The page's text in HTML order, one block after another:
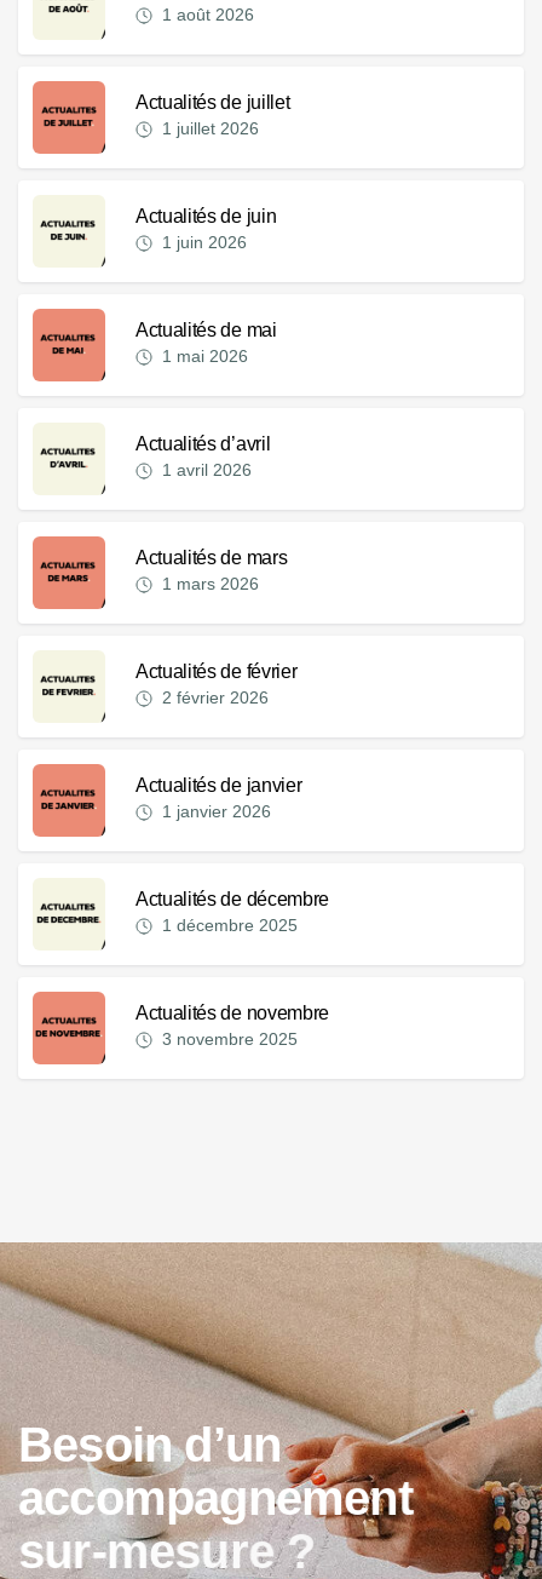
1 août 2026
Actualités de juillet
1 juillet 2026
Actualités de juin
1 juin 2026
Actualités de mai
1 mai 2026
Actualités d’avril
1 avril 2026
Actualités de mars
1 mars 2026
Actualités de février
2 février 2026
Actualités de janvier
1 janvier 2026
Actualités de décembre
1 décembre 2025
Actualités de novembre
3 novembre 2025
Besoin d’un
accompagnement
sur-mesure ?